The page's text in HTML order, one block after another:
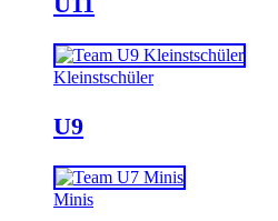
Kleinstschüler
U9
Minis